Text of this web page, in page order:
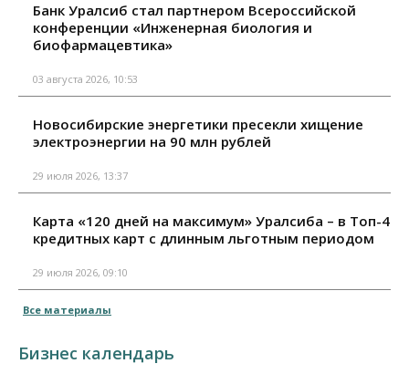
Банк Уралсиб стал партнером Всероссийской
конференции «Инженерная биология и
биофармацевтика»
03 августа 2026, 10:53
Новосибирские энергетики пресекли хищение
электроэнергии на 90 млн рублей
29 июля 2026, 13:37
Карта «120 дней на максимум» Уралсиба – в Топ-4
кредитных карт с длинным льготным периодом
29 июля 2026, 09:10
Все материалы
Бизнес календарь